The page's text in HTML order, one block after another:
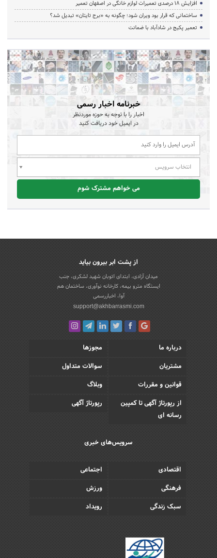
افزایش ۱۸ درصدی تعمیرات لوازم خانگی در اصفهان تعمیر
ساختمانی که قرار بود ویران شود؛ چگونه به «برج تایتان» تبدیل شد؟
تعمیر پکیج در شادآباد با ضمانت
خبرنامه اخبار رسمی
اخبار را با توجه به حوزه موردنظر
در ایمیل خود دریافت کنید
انتخاب سرویس
می خواهم مشترک شوم
از پشت ابر بیرون بیاید
میدان آزادی، ابتدای اتوبان شهید لشکری، جنب
ایستگاه مترو بیمه، کارخانه نوآوری، ساختمان هم
آوا، اخباررسمی
support@akhbarrasmi.com
درباره ما
مجوزها
مشتریان
سوالات متداول
قوانین و مقررات
وبلاگ
از رپورتاژ آگهی تا کمپین
رسانه ای
رپورتاژ آگهی
سرویس‌های خبری
اقتصادی
اجتماعی
فرهنگی
ورزش
سبک زندگی
رویداد